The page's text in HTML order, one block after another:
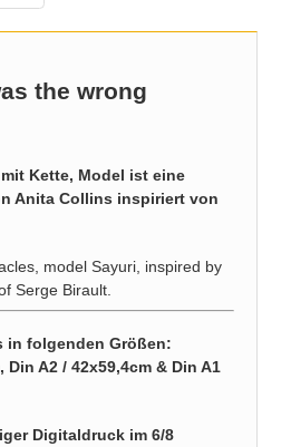
the wrong
Kette, Model ist eine
Anita Collins inspiriert von
model Sayuri, inspired by
Serge Birault.
in folgenden Größen:
Din A2 / 42x59,4cm & Din A1
Digitaldruck im 6/8